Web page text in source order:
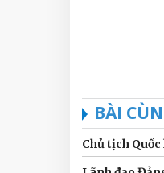
BÀI
Chủ tịch